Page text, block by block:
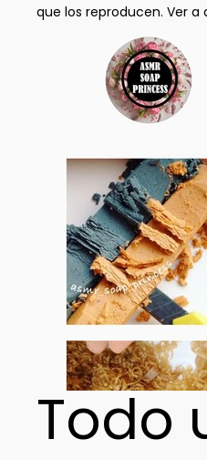
que los reproducen. Ver
Todo